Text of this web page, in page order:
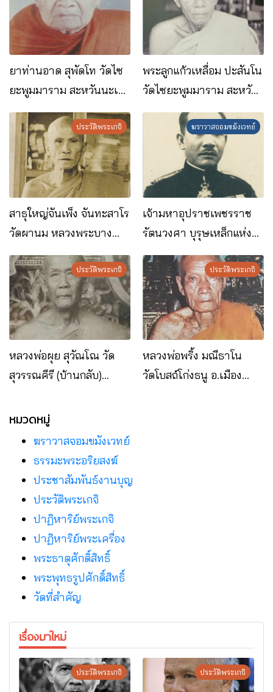
ยาท่านอาด สุพัดโท วัดไซ
ยะพูมมาราม สะหวันนะเขต
สปป.ลาว
พระลูกแก้วเหลื่อม ปะสันโน
วัดไซยะพูมมาราม สะหวัน
นะเขต สปป.ลาว
ประวัติพระเกจิ
สาธุใหญ่จันเพ็ง จันทะสาโร
วัดผานม หลวงพระบาง
สปป.ลาว
ฆราวาสจอมขมังเวทย์
เจ้ามหาอุปราชเพชรราช
รัตนวงศา บุรุษเหล็กแห่ง
ราชอาณาจักรลาว
ประวัติพระเกจิ
หลวงพ่อผุย สุวัณโณ วัด
สุวรรณคีรี (บ้านกลับ)
ประวัติพระเกจิ
หลวงพ่อพริ้ง มณีธาโน
วัดโบสถ์โก่งธนู อ.เมือง
หมวดหมู่
ฆราวาสจอมขมังเวทย์
ธรรมะพระอริยสงฆ์
ประชาสัมพันธ์งานบุญ
ประวัติพระเกจิ
ปาฏิหาริย์พระเกจิ
ปาฏิหาริย์พระเครื่อง
พระธาตุศักดิ์สิทธิ์
พระพุทธรูปศักดิ์สิทธิ์
วัดที่สําคัญ
เรื่องมาใหม่
ประวัติพระเกจิ ประวัติพระเกจิ